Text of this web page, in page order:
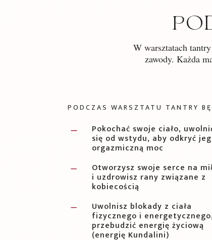
W warsztatach
zawody. Każda
PODCZAS WARSZTATU TANTRY
K Pokochać swoje ciało,
się od wstydu, aby odkryć
orgazmiczną moc
K Otworzysz swoje serce na
i uzdrowisz rany związane z
kobiecością
K Uwolnisz blokady z ciała
fizycznego i
przebudzić energię życiową
(energię Kundalini)